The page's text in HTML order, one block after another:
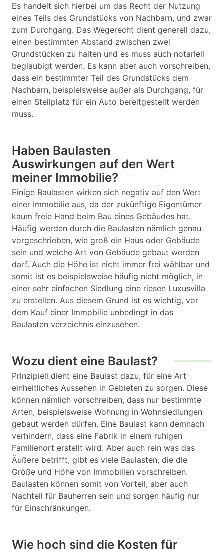
Es handelt sich hierbei um das Recht der Nutzung
eines Teils des Grundstücks von Nachbarn, und zwar
zum Durchgang. Das Wegerecht dient generell dazu,
einen bestimmten Abstand zwischen zwei
Grundstücken zu halten und es muss auch notariell
beglaubigt werden. Es kann aber auch vorschreiben,
dass ein bestimmter Teil des Grundstücks dem
Nachbarn, beispielsweise außer als Durchgang, für
einen Stellplatz für ein Auto bereitgestellt werden
muss.
Haben Baulasten
Auswirkungen auf den Wert
meiner Immobilie?
Einige Baulasten wirken sich negativ auf den Wert
einer Immobilie aus, da der zukünftige Eigentümer
kaum freie Hand beim Bau eines Gebäudes hat.
Häufig werden durch die Baulasten nämlich genau
vorgeschrieben, wie groß ein Haus oder Gebäude
sein und welche Art von Gebäude gebaut werden
darf. Auch die Höhe ist nicht immer frei wählbar und
somit ist es beispielsweise häufig nicht möglich, in
einer sehr einfachen Siedlung eine riesen Luxusvilla
zu erstellen. Aus diesem Grund ist es wichtig, vor
dem Kauf einer Immobilie unbedingt in das
Baulasten verzeichnis einzusehen.
Wozu dient eine Baulast?
Prinzipiell dient eine Baulast dazu, für eine Art
einheitliches Aussehen in Gebieten zu sorgen. Diese
können nämlich vorschreiben, dass nur bestimmte
Arten, beispielsweise Wohnung in Wohnsiedlungen
gebaut werden dürfen. Eine Baulast kann demnach
verhindern, dass eine Fabrik in einem ruhigen
Familienort erstellt wird. Aber auch rein was das
Äußere betrifft, gibt es viele Baulasten, die die
Größe und Höhe von Immobilien vorschreiben.
Baulasten können somit von Vorteil, aber auch
Nachteil für Bauherren sein und sorgen häufig nur
für Einschränkungen.
Wie hoch sind die Kosten für